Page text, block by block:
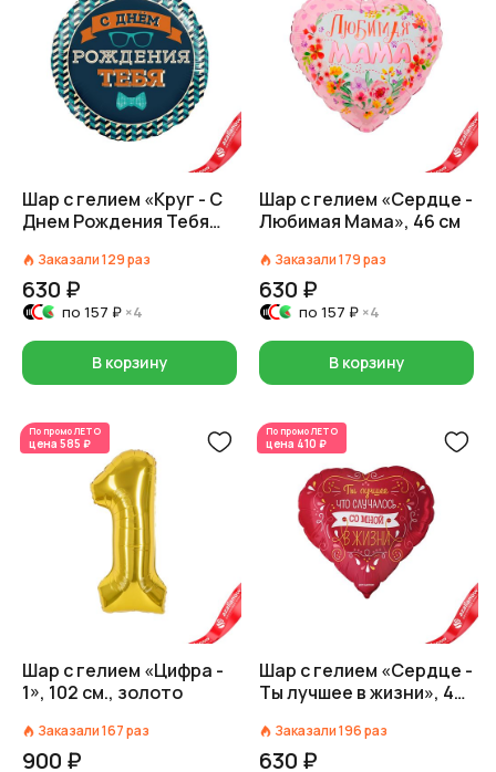
Шар с гелием «Круг - С
Днем Рождения Тебя
смЗаказали129раз
630 ₽
по 157 ₽ ×4
В корзину
Шар с гелием «Сердце -
Любимая Мама», 46 см
Заказали179раз
630 ₽
по 157 ₽ ×4
В корзину
По промоЛЕТО
цена 585 ₽
Шар с гелием «Цифра -
1», 102 см., золото
Заказали167раз
900 ₽
По промоЛЕТО
цена 410 ₽
Шар с гелием «Сердце -
Ты лучшее в жизни», 46
Заказали196раз
630 ₽